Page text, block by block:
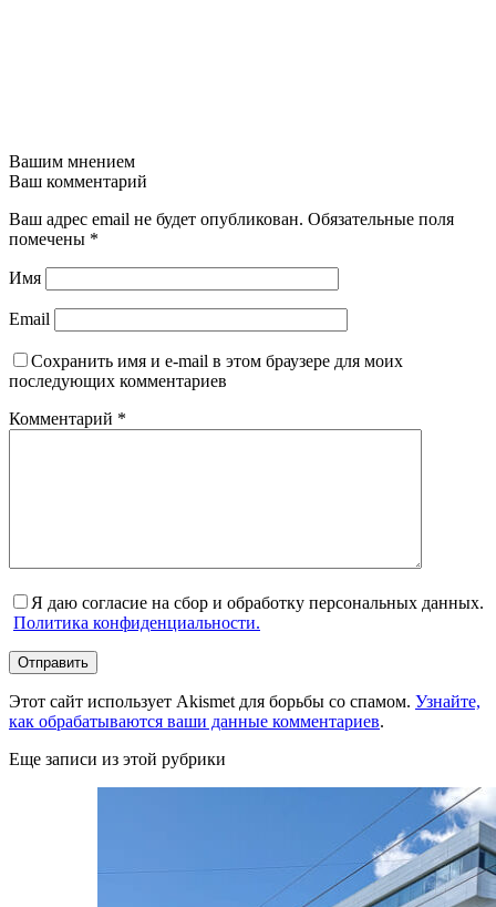
Вашим мнением
Ваш комментарий
Ваш адрес email не будет опубликован. Обязательные поля
помечены *
Имя
Email
Сохранить имя и e-mail в этом браузере для моих
последующих комментариев
Комментарий *
Я даю согласие на сбор и обработку персональных данных.
Политика конфиденциальности.
Отправить
Этот сайт использует Akismet для борьбы со спамом. Узнайте,
как обрабатываются ваши данные комментариев.
Еще записи из этой рубрики